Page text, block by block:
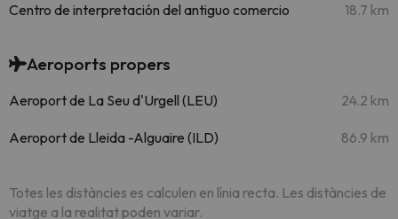
Centro de interpretación del antiguo comercio 18.7 km
Aeroports propers
Aeroport de La Seu d'Urgell (LEU) 24.2 km
Aeroport de Lleida -Alguaire (ILD) 86.9 km
Totes les distàncies es calculen en línia recta. Les distàncies de
viatge a la realitat poden variar.